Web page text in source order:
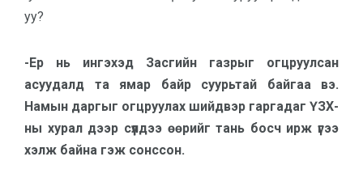
уу?
-Ер нь ингэхэд Засгийн газрыг огцруулсан
асуудалд та ямар байр суурьтай байгаа вэ.
Намын даргыг огцруулах шийдвэр гаргадаг ҮЗХ-
ны хурал дээр сүүлдээ өөрийг тань босч ирж үгээ
хэлж байна гэж сонссон.